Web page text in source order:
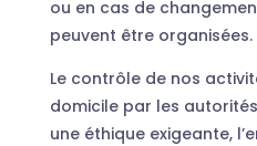
ou en cas de
peuvent être organisées.
Le contrôle de nos
domicile par les
une éthique exigeante,